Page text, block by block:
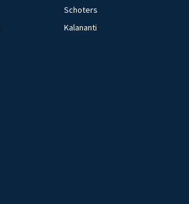
Schoters
Kalananti